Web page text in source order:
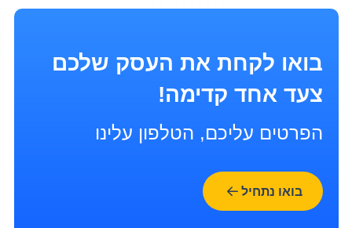
בואו לקחת את העסק שלכם
צעד אחד קדימה!
הפרטים עליכם, הטלפון עלינו
בואו נתחיל